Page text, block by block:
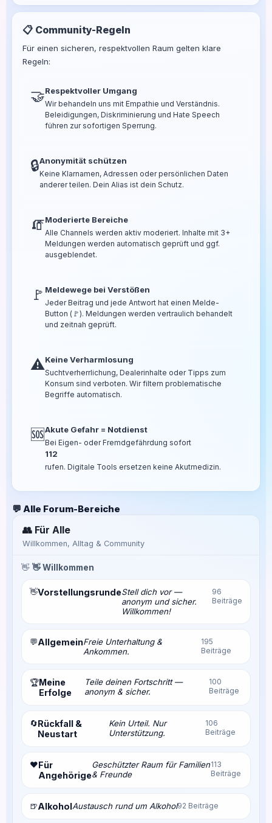
📋 Community-Regeln
Für einen sicheren, respektvollen Raum gelten klare
Regeln:
🤝Respektvoller Umgang
Wir behandeln uns mit Empathie und Verständnis.
Beleidigungen, Diskriminierung und Hate Speech
führen zur sofortigen Sperrung.
🔒Anonymität schützen
Keine Klarnamen, Adressen oder persönlichen Daten
anderer teilen. Dein Alias ist dein Schutz.
🧯Moderierte Bereiche
Alle Channels werden aktiv moderiert. Inhalte mit 3+
Meldungen werden automatisch geprüft und ggf.
ausgeblendet.
🚩 Meldewege bei Verstößen
Jeder Beitrag und jede Antwort hat einen Melde-
Button (🚩). Meldungen werden vertraulich behandelt
und zeitnah geprüft.
⚠️Keine Verharmlosung
Suchtverherrlichung, Dealerinhalte oder Tipps zum
Konsum sind verboten. Wir filtern problematische
Begriffe automatisch.
🆘Akute Gefahr = Notdienst
Bei Eigen- oder Fremdgefährdung sofort
112
rufen. Digitale Tools ersetzen keine Akutmedizin.
💬 Alle Forum-Bereiche
👥 Für Alle
Willkommen, Alltag & Community
👋 👋 Willkommen
👋VorstellungsrundeStell dich vor —
anonym und sicher.
Willkommen!
96
Beiträge
💬AllgemeinFreie Unterhaltung &
Ankommen.
195
Beiträge
🏆Meine
Erfolge
Teile deinen Fortschritt —
anonym & sicher.
100
Beiträge
🔄Rückfall &
Neustart
Kein Urteil. Nur
Unterstützung.
106
Beiträge
❤️Für
Angehörige
Geschützter Raum für Familien
& Freunde
113
Beiträge
🍺AlkoholAustausch rund um Alkohol92 Beiträge